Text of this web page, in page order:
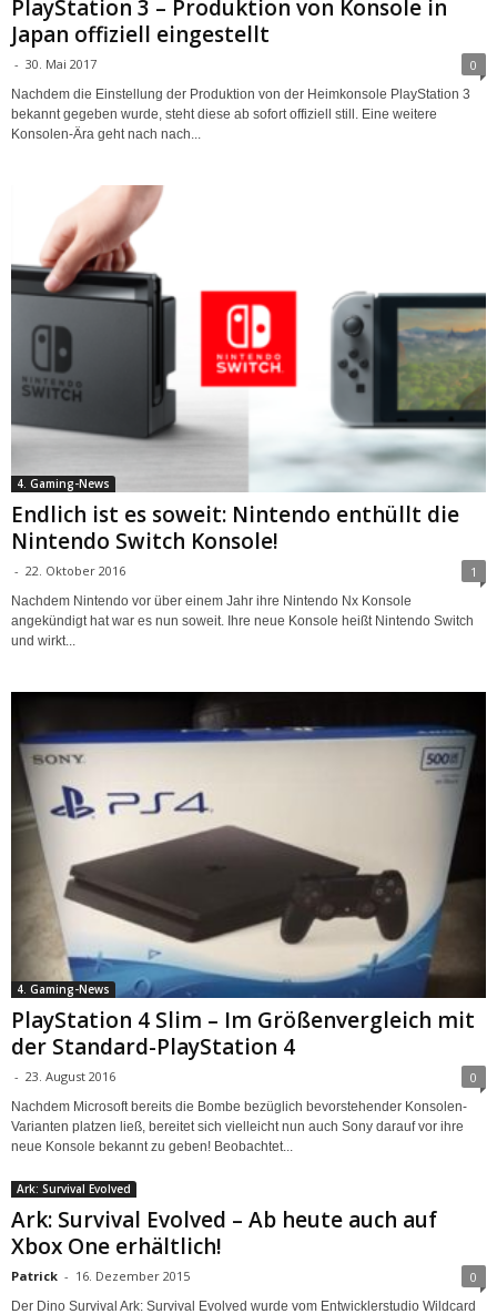
PlayStation 3 – Produktion von Konsole in
Japan offiziell eingestellt
- 30. Mai 2017 0
Nachdem die Einstellung der Produktion von der Heimkonsole PlayStation 3
bekannt gegeben wurde, steht diese ab sofort offiziell still. Eine weitere
Konsolen-Ära geht nach nach...
4. Gaming-News
Endlich ist es soweit: Nintendo enthüllt die
Nintendo Switch Konsole!
- 22. Oktober 2016 1
Nachdem Nintendo vor über einem Jahr ihre Nintendo Nx Konsole
angekündigt hat war es nun soweit. Ihre neue Konsole heißt Nintendo Switch
und wirkt...
4. Gaming-News
PlayStation 4 Slim – Im Größenvergleich mit
der Standard-PlayStation 4
- 23. August 2016 0
Nachdem Microsoft bereits die Bombe bezüglich bevorstehender Konsolen-
Varianten platzen ließ, bereitet sich vielleicht nun auch Sony darauf vor ihre
neue Konsole bekannt zu geben! Beobachtet...
Ark: Survival Evolved
Ark: Survival Evolved – Ab heute auch auf
Xbox One erhältlich!
Patrick - 16. Dezember 2015 0
Der Dino Survival Ark: Survival Evolved wurde vom Entwicklerstudio Wildcard